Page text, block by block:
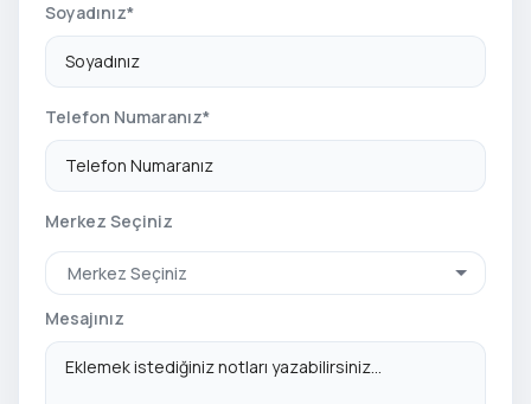
Soyadınız*
Telefon Numaranız*
Merkez Seçiniz
Merkez Seçiniz
Mesajınız